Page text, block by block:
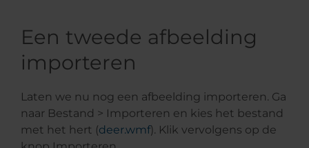
Een tweede afbeelding
importeren
Laten we nu nog een afbeelding importeren. Ga
naar Bestand > Importeren en kies het bestand
met het hert (deer.wmf). Klik vervolgens op de